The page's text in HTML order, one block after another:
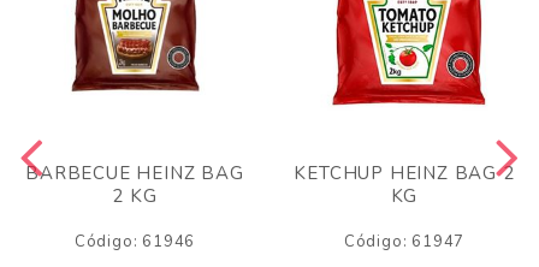
BARBECUE HEINZ BAG
2 KG
Código: 61946
KETCHUP HEINZ BAG 2
KG
Código: 61947